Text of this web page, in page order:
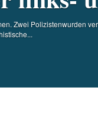
Zwei Polizistenwurden